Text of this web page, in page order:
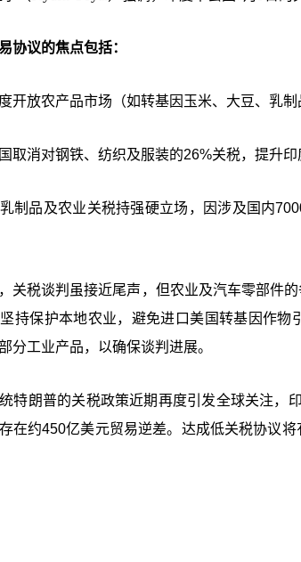
协议的焦点包括：
开放农产品市场（如转基因玉米、大豆、乳
取消对钢铁、纺织及服装的26%关税，提升印
制品及农业关税持强硬立场，因涉及国内
关税谈判虽接近尾声，但农业及汽车零部件
持保护本地农业，避免进口美国转基因作
分工业产品，以确保谈判进展。
特朗普的关税政策近期再度引发全球关注，
在约450亿美元贸易逆差。达成低关税协议